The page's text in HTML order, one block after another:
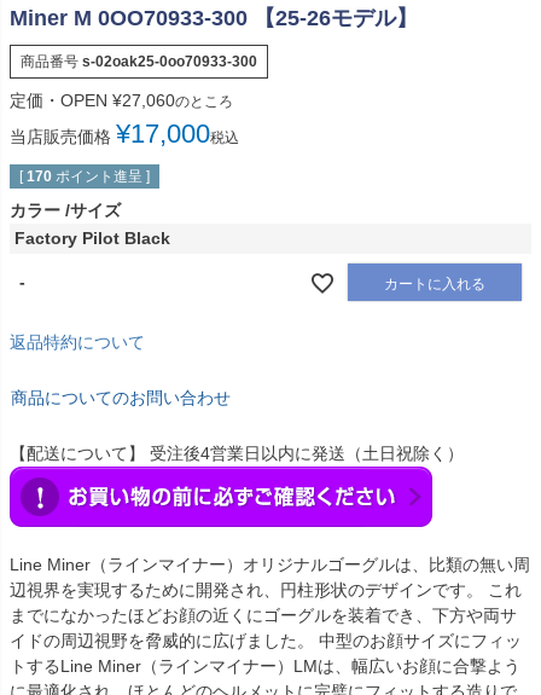
Miner M 0OO70933-300 【25-26モデル】
商品番号 s-02oak25-0oo70933-300
定価・OPEN ¥27,060のところ
当店販売価格 ¥17,000税込
[ 170 ポイント進呈 ]
カラー サイズ
Factory Pilot Black
- カートに入れる
返品特約について
商品についてのお問い合わせ
【配送について】 受注後4営業日以内に発送（土日祝除く）
Line Miner（ラインマイナー）オリジナルゴーグルは、比類の無い周
辺視界を実現するために開発され、円柱形状のデザインです。 これ
までになかったほどお顔の近くにゴーグルを装着でき、下方や両サ
イドの周辺視野を脅威的に広げました。 中型のお顔サイズにフィッ
トするLine Miner（ラインマイナー）LMは、幅広いお顔に合撃よう